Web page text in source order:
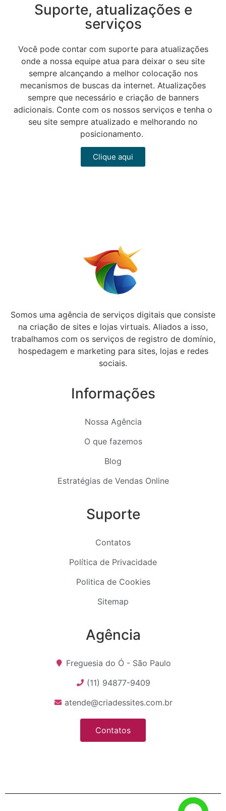
Suporte, atualizações e
serviços
Você pode contar com suporte para atualizações
onde a nossa equipe atua para deixar o seu site
sempre alcançando a melhor colocação nos
mecanismos de buscas da internet. Atualizações
sempre que necessário e criação de banners
adicionais. Conte com os nossos serviços e tenha o
seu site sempre atualizado e melhorando no
posicionamento.
Clique aqui
Somos uma agência de serviços digitais que consiste
na criação de sites e lojas virtuais. Aliados a isso,
trabalhamos com os serviços de registro de domínio,
hospedagem e marketing para sites, lojas e redes
sociais.
Informações
Nossa Agência
O que fazemos
Blog
Estratégias de Vendas Online
Suporte
Contatos
Política de Privacidade
Politica de Cookies
Sitemap
Agência
Freguesia do Ó - São Paulo
(11) 94877-9409
atende@criadessites.com.br
Contatos